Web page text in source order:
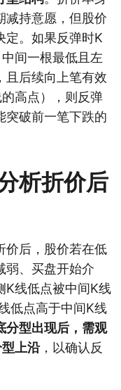
减持意愿，但股价
定。如果反弹时K
中间一根最低且左
且后续向上笔有效
高点），则反弹
突破前一笔下跌的
析折价后
价后，股价若在低
弱、买盘开始介
K线低点被中间K线
低点高于中间K线
分型出现后，需观
上沿，以确认反